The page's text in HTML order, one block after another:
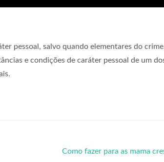
pessoal, salvo quando elementares do
e condições de caráter pessoal de um
Como fazer para as mama